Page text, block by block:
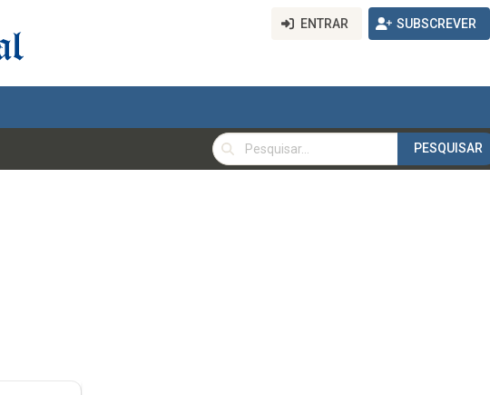
ENTRAR SUBSCREVER
PESQUISAR
PESQUISAR